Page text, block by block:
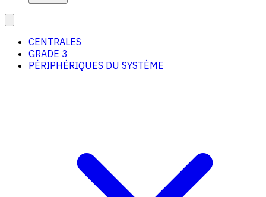
CENTRALES
GRADE 3
PÉRIPHÉRIQUES DU SYSTÈME